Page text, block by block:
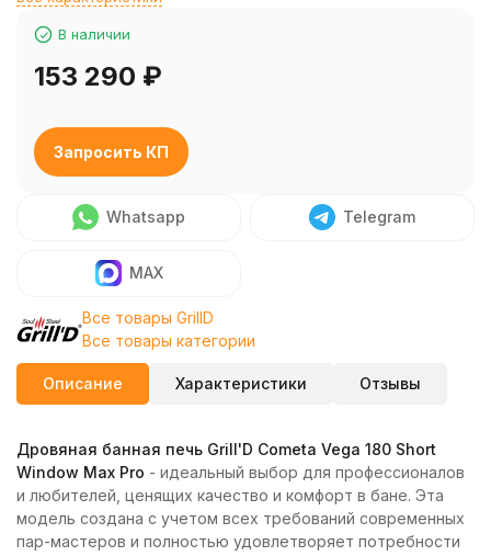
В наличии
153 290 ₽
Запросить КП
Whatsapp Telegram
MAX
Все товары GrillD
Все товары категории
Описание Характеристики Отзывы
Дровяная банная печь Grill'D Cometa Vega 180 Short
Window Max Pro - идеальный выбор для профессионалов
и любителей, ценящих качество и комфорт в бане. Эта
модель создана с учетом всех требований современных
пар-мастеров и полностью удовлетворяет потребности